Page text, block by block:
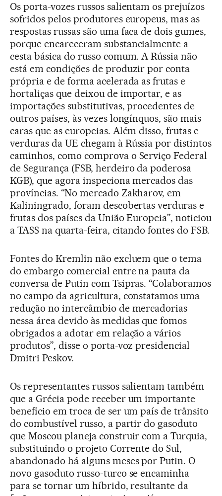
Os porta-vozes russos salientam os prejuízos
sofridos pelos produtores europeus, mas as
respostas russas são uma faca de dois gumes,
porque encareceram substancialmente a
cesta básica do russo comum. A Rússia não
está em condições de produzir por conta
própria e de forma acelerada as frutas e
hortaliças que deixou de importar, e as
importações substitutivas, procedentes de
outros países, às vezes longínquos, são mais
caras que as europeias. Além disso, frutas e
verduras da UE chegam à Rússia por distintos
caminhos, como comprova o Serviço Federal
de Segurança (FSB, herdeiro da poderosa
KGB), que agora inspeciona mercados das
províncias. “No mercado Zakharov, em
Kaliningrado, foram descobertas verduras e
frutas dos países da União Europeia”, noticiou
a TASS na quarta-feira, citando fontes do FSB.
Fontes do Kremlin não excluem que o tema
do embargo comercial entre na pauta da
conversa de Putin com Tsipras. “Colaboramos
no campo da agricultura, constatamos uma
redução no intercâmbio de mercadorias
nessa área devido às medidas que fomos
obrigados a adotar em relação a vários
produtos”, disse o porta-voz presidencial
Dmitri Peskov.
Os representantes russos salientam também
que a Grécia pode receber um importante
benefício em troca de ser um país de trânsito
do combustível russo, a partir do gasoduto
que Moscou planeja construir com a Turquia,
substituindo o projeto Corrente do Sul,
abandonado há alguns meses por Putin. O
novo gasoduto russo-turco se encaminha
para se tornar um híbrido, resultante da